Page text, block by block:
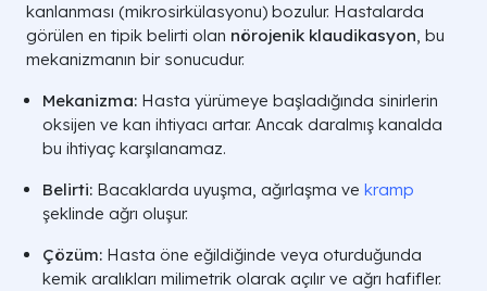
kanlanması (mikrosirkülasyonu) bozulur. Hastalarda
görülen en tipik belirti olan nörojenik klaudikasyon, bu
mekanizmanın bir sonucudur.
Mekanizma: Hasta yürümeye başladığında sinirlerin
oksijen ve kan ihtiyacı artar. Ancak daralmış kanalda
bu ihtiyaç karşılanamaz.
Belirti: Bacaklarda uyuşma, ağırlaşma ve kramp
şeklinde ağrı oluşur.
Çözüm: Hasta öne eğildiğinde veya oturduğunda
kemik aralıkları milimetrik olarak açılır ve ağrı hafifler.